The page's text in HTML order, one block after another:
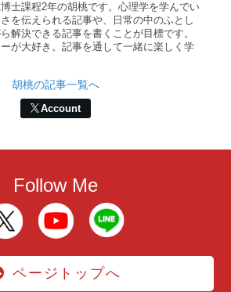
士課程2年の胡桃です。心理学を学んでい
を伝えられる記事や、日常の中のふとし
解決できる記事を書くことが目標です。
が大好き。記事を通して一緒に楽しく学
胡桃の記事一覧へ
Account
Follow Me
ページトップへ